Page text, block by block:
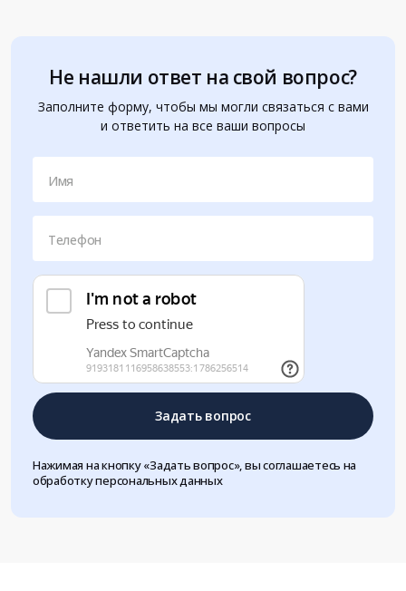
Не нашли ответ на свой вопрос?
Заполните форму, чтобы мы могли связаться с вами
и ответить на все ваши вопросы
Имя
Телефон
Задать вопрос
Нажимая на кнопку «Задать вопрос», вы соглашаетесь на
обработку персональных данных